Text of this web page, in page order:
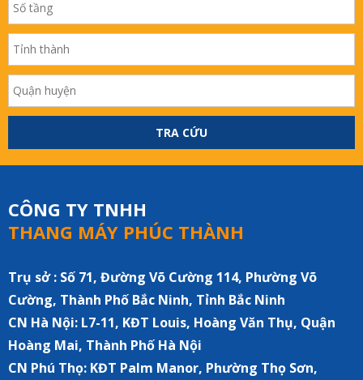
TRA CỨU
CÔNG TY TNHH
THANG MÁY PHÚC THÀNH
Trụ sở : Số 71, Đường Võ Cường 114, Phường Võ
Cường, Thành Phố Bắc Ninh, Tỉnh Bắc Ninh
CN Hà Nội: L7-11, KĐT Louis, Hoàng Văn Thụ, Quận
Hoàng Mai, Thành Phố Hà Nội
CN Phú Thọ: KĐT Palm Manor, Phường Thọ Sơn,